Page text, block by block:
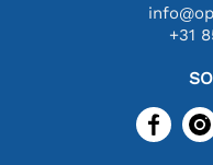
+31